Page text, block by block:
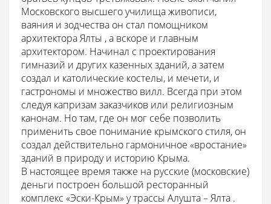
Московского высшего училища живописи,
ваяния и зодчества он стал помощником
архитектора Ялты , а вскоре и главным
архитектором. Начинал с проектирования
гимназий и других казенных зданий, а затем
создал и католические костелы, и мечети, и
гастрономы и множество вилл. Всегда при этом
следуя капризам заказчиков или религиозным
канонам. Но там, где он мог себе позволить
применить свое понимание крымского стиля, он
создал действительно гармоничное «вростание»
зданий в природу и историю Крыма.
В настоящее время также на русские (московские)
деньги построен большой ресторанный
комплекс «Эски-Крым» у трассы Алушта – Ялта .